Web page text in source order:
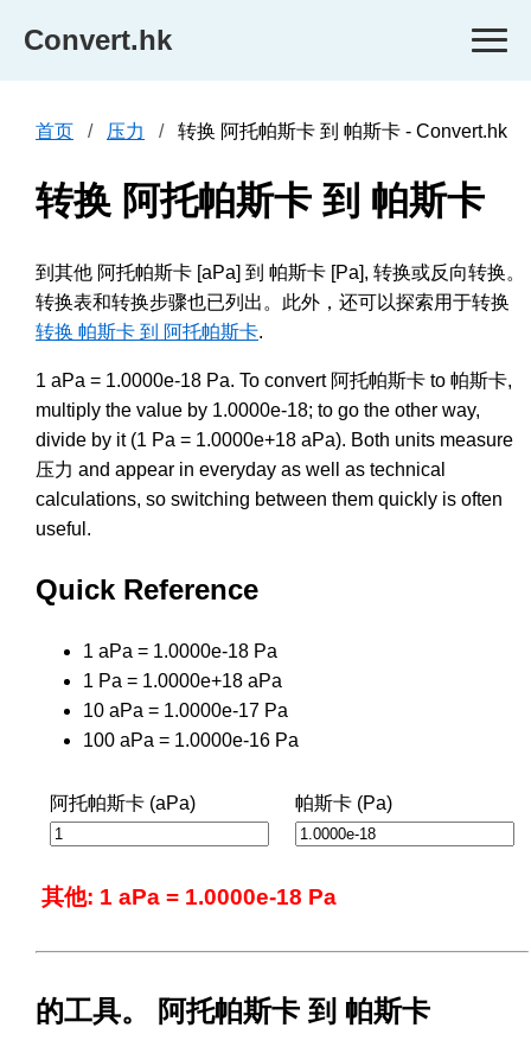
Convert.hk
首页 压力 转换 阿托帕斯卡 到 帕斯卡 - Convert.hk
转换 阿托帕斯卡 到 帕斯卡
到其他 阿托帕斯卡 [aPa] 到 帕斯卡 [Pa], 转换或反向转换。
转换表和转换步骤也已列出。此外，还可以探索用于转换
转换 帕斯卡 到 阿托帕斯卡.
1 aPa = 1.0000e-18 Pa. To convert 阿托帕斯卡 to 帕斯卡,
multiply the value by 1.0000e-18; to go the other way,
divide by it (1 Pa = 1.0000e+18 aPa). Both units measure
压力 and appear in everyday as well as technical
calculations, so switching between them quickly is often
useful.
Quick Reference
1 aPa = 1.0000e-18 Pa
1 Pa = 1.0000e+18 aPa
10 aPa = 1.0000e-17 Pa
100 aPa = 1.0000e-16 Pa
阿托帕斯卡 (aPa) 帕斯卡 (Pa)
其他: 1 aPa = 1.0000e-18 Pa
的工具。 阿托帕斯卡 到 帕斯卡